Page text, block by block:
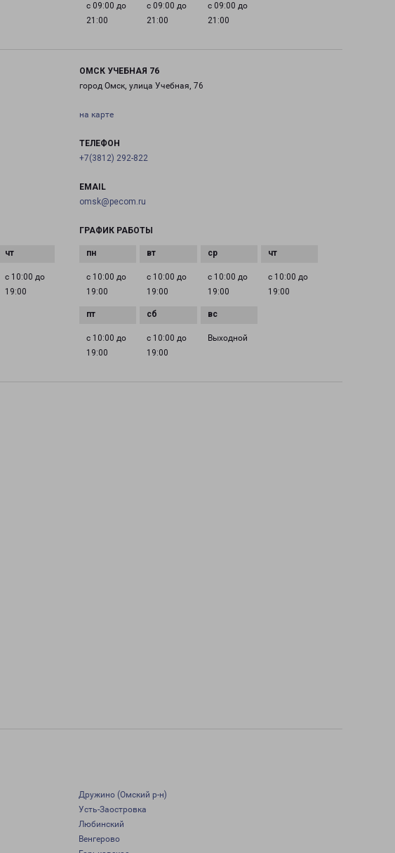
с 09:00 до
21:00
с 09:00 до
21:00
с 09:00 до
21:00
с 10:00 до
19:00
ОМСК УЧЕБНАЯ 76
город Омск, улица Учебная, 76
на карте
ТЕЛЕФОН
+7(3812) 292-822
EMAIL
omsk@pecom.ru
ГРАФИК РАБОТЫ
с 10:00 до
19:00
с 10:00 до
19:00
с 10:00 до
19:00
с 10:00 до
19:00
с 10:00 до
19:00
с 10:00 до
19:00
Выходной
Дружино (Омский р-н)
Усть-Заостровка
Любинский
Венгерово